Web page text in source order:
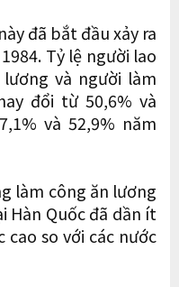
đã bắt đầu xảy ra
Tỷ lệ người lao
và người làm
đổi từ 50,6% và
và 52,9% năm
làm công ăn lương
Hàn Quốc đã dần ít
so với các nước